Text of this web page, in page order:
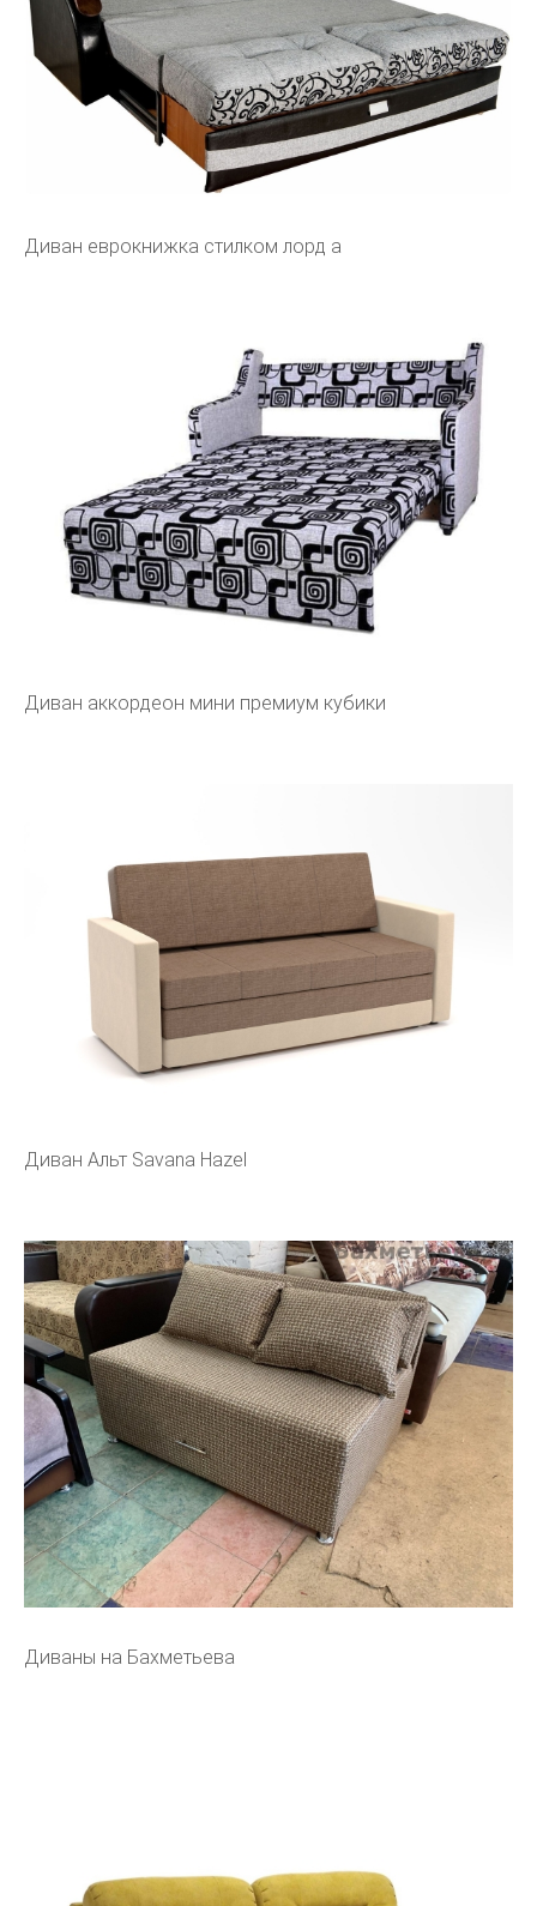
Диван еврокнижка стилком лорд а
Диван аккордеон мини премиум кубики
Диван Альт Savana Hazel
Диваны на Бахметьева